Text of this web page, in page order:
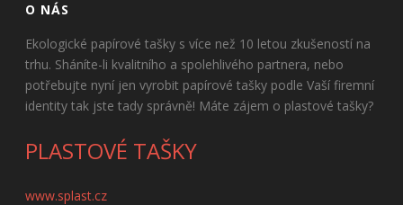
O NÁS
Ekologické papírové tašky s více než 10 letou zkušeností na
trhu. Sháníte-li kvalitního a spolehlivého partnera, nebo
potřebujte nyní jen vyrobit papírové tašky podle Vaší firemní
identity tak jste tady správně! Máte zájem o plastové tašky?
PLASTOVÉ TAŠKY
www.splast.cz